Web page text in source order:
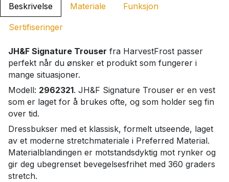
Beskrivelse Materiale Funksjon
Sertifiseringer
JH&F Signature Trouser fra HarvestFrost passer
perfekt når du ønsker et produkt som fungerer i
mange situasjoner.
Modell: 2962321. JH&F Signature Trouser er en vest
som er laget for å brukes ofte, og som holder seg fin
over tid.
Dressbukser med et klassisk, formelt utseende, laget
av et moderne stretchmateriale i Preferred Material.
Materialblandingen er motstandsdyktig mot rynker og
gir deg ubegrenset bevegelsesfrihet med 360 graders
stretch.